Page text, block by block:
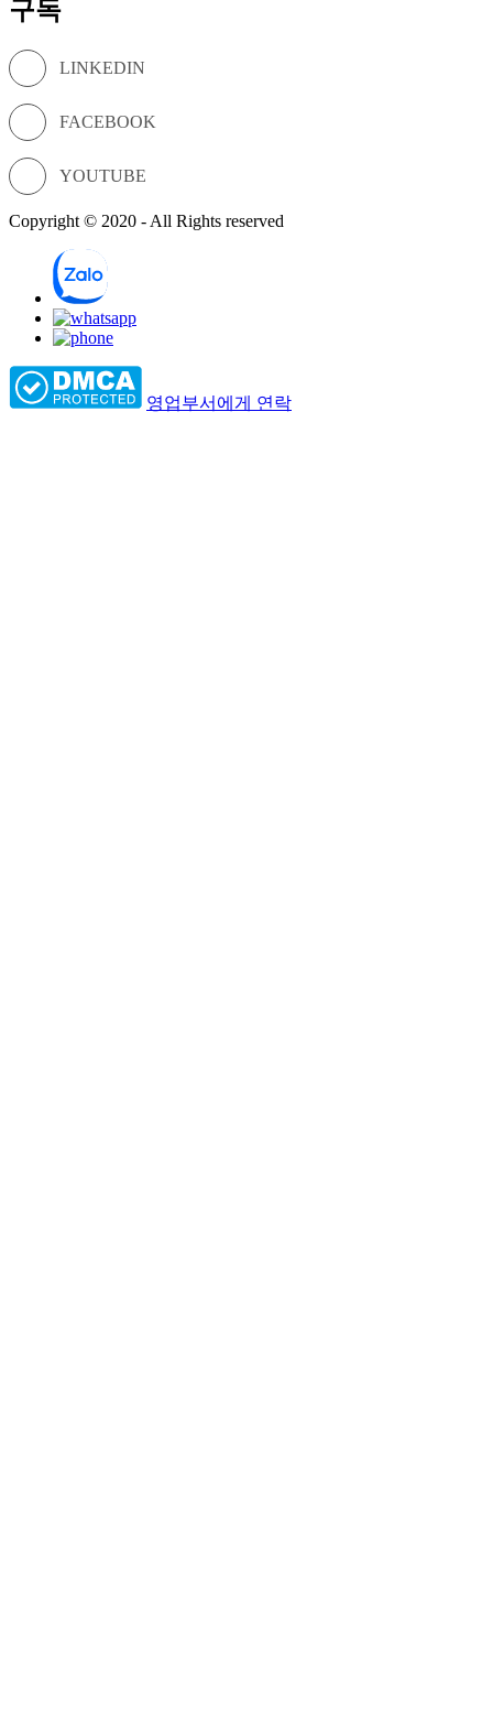
구독
LINKEDIN
FACEBOOK
YOUTUBE
Copyright © 2020 - All Rights reserved
영업부서에게 연락